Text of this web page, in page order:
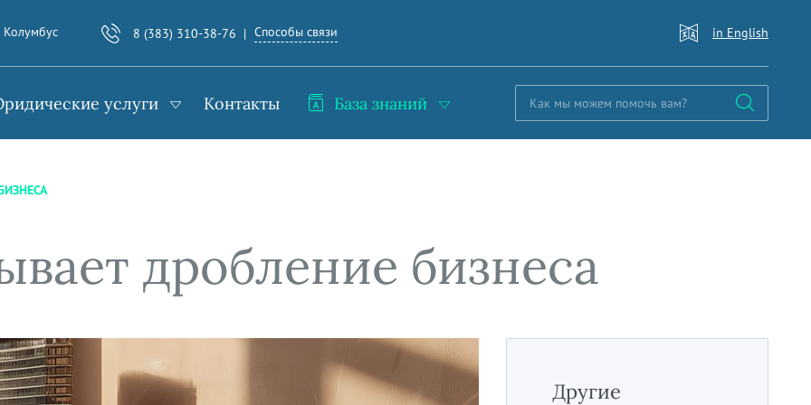
Колумбус 8 (383) 310-38-76 Способы связи in English
услуги Контакты База знаний
дробление бизнеса
Другие